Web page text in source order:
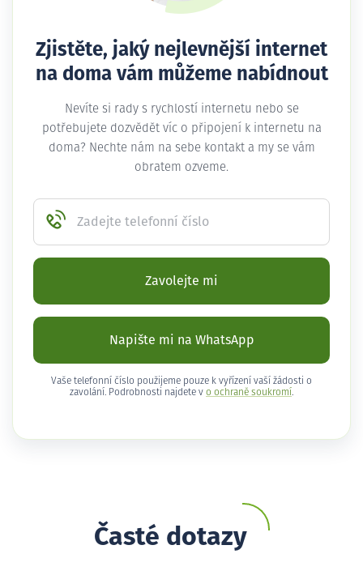
Zjistěte, jaký nejlevnější internet
na doma vám můžeme nabídnout
Nevíte si rady s rychlostí internetu nebo se
potřebujete dozvědět víc o připojení k internetu na
doma? Nechte nám na sebe kontakt a my se vám
obratem ozveme.
Zadejte telefonní číslo
Zavolejte mi
Napište mi na WhatsApp
Vaše telefonní číslo použijeme pouze k vyřízení vaší žádosti o
zavolání. Podrobnosti najdete v o ochraně soukromí .
Časté dotazy